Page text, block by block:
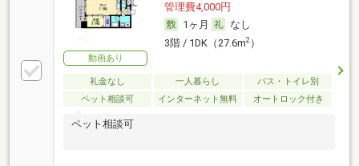
動画あり
管理費4,000円
1ヶ月
なし
3階 / 1DK（27.6m2）
礼金なし 一人暮らし
バス・トイレ別
ペット相談可
インターネット無料 オートロック付き
ペット相談可